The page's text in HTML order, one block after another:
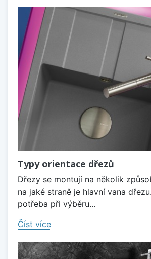
Typy orientace dřezů
Dřezy se montují na několik
na jaké straně je hlavní vana
potřeba při výběru...
Číst více